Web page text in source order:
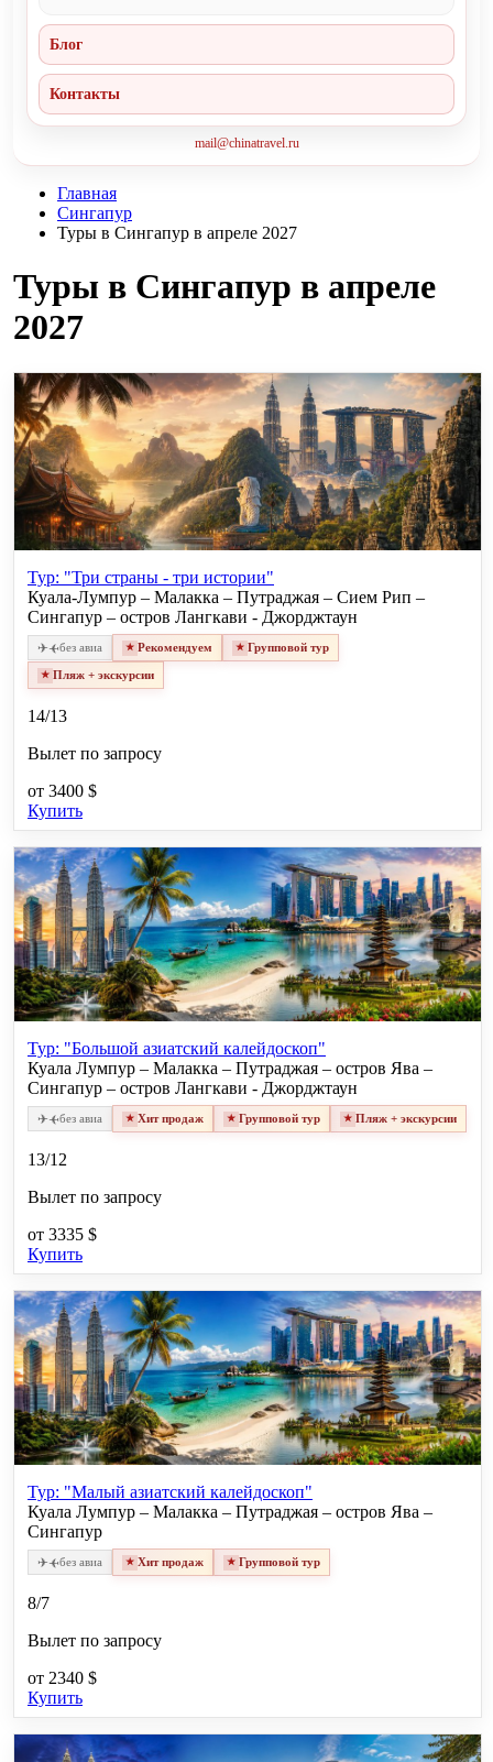
Блог
Контакты
mail@chinatravel.ru
Главная
Сингапур
Туры в Сингапур в апреле 2027
Туры в Сингапур в апреле
2027
Тур: "Три страны - три истории"
Куала-Лумпур – Малакка – Путраджая – Сием Рип –
Сингапур – остров Лангкави - Джорджтаун
✈✈без авиа Рекомендуем Групповой тур
Пляж + экскурсии
14/13
Вылет по запросу
от 3400 $
Купить
Тур: "Большой азиатский калейдоскоп"
Куала Лумпур – Малакка – Путраджая – остров Ява –
Сингапур – остров Лангкави - Джорджтаун
✈✈без авиа Хит продаж Групповой тур Пляж + экскурсии
13/12
Вылет по запросу
от 3335 $
Купить
Тур: "Малый азиатский калейдоскоп"
Куала Лумпур – Малакка – Путраджая – остров Ява –
Сингапур
✈✈без авиа Хит продаж Групповой тур
8/7
Вылет по запросу
от 2340 $
Купить